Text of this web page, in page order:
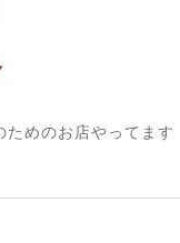
めのお店やってます